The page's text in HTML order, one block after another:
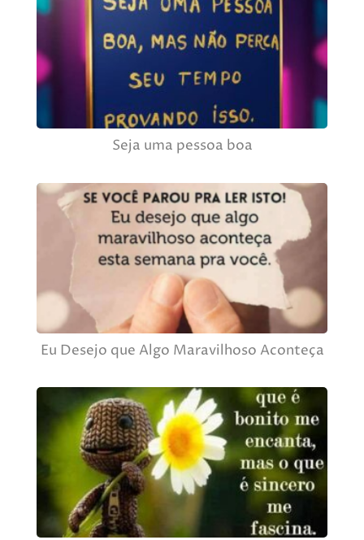
Seja uma pessoa boa
Eu Desejo que Algo Maravilhoso Aconteça